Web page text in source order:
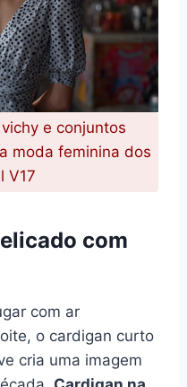
e conjuntos
moda feminina dos
V17
com
com ar
o cardigan curto
cria uma imagem